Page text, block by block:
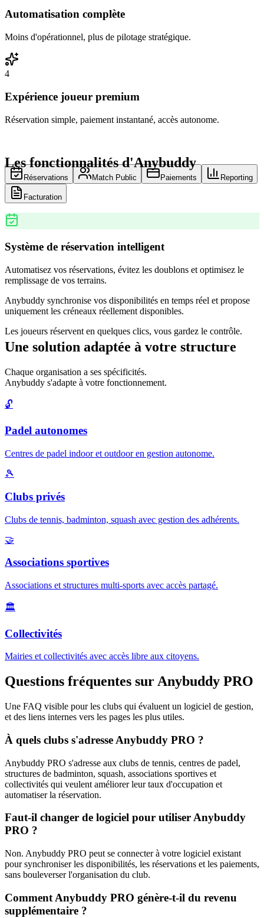
Automatisation complète
Moins d'opérationnel, plus de pilotage stratégique.
4
Expérience joueur premium
Réservation simple, paiement instantané, accès autonome.
Les fonctionnalités d'Anybuddy
Réservations Match Public Paiements Reporting
Facturation
Système de réservation intelligent
Automatisez vos réservations, évitez les doublons et optimisez le
remplissage de vos terrains.
Anybuddy synchronise vos disponibilités en temps réel et propose
uniquement les créneaux réellement disponibles.
Les joueurs réservent en quelques clics, vous gardez le contrôle.
Une solution adaptée à votre structure
Chaque organisation a ses spécificités.
Anybuddy s'adapte à votre fonctionnement.
🔓
Padel autonomes
Centres de padel indoor et outdoor en gestion autonome.
🎾
Clubs privés
Clubs de tennis, badminton, squash avec gestion des adhérents.
🤝
Associations sportives
Associations et structures multi-sports avec accès partagé.
🏛️
Collectivités
Mairies et collectivités avec accès libre aux citoyens.
Questions fréquentes sur Anybuddy PRO
Une FAQ visible pour les clubs qui évaluent un logiciel de gestion,
et des liens internes vers les pages les plus utiles.
À quels clubs s'adresse Anybuddy PRO ?
Anybuddy PRO s'adresse aux clubs de tennis, centres de padel,
structures de badminton, squash, associations sportives et
collectivités qui veulent améliorer leur taux d'occupation et
automatiser la réservation.
Faut-il changer de logiciel pour utiliser Anybuddy
PRO ?
Non. Anybuddy PRO peut se connecter à votre logiciel existant
pour synchroniser les disponibilités, les réservations et les paiements,
sans bouleverser l'organisation du club.
Comment Anybuddy PRO génère-t-il du revenu
supplémentaire ?